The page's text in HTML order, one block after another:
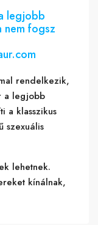
legjobb
nem fogsz
rendelkezik,
a legjobb
a klasszikus
szexuális
lehetnek.
kínálnak,